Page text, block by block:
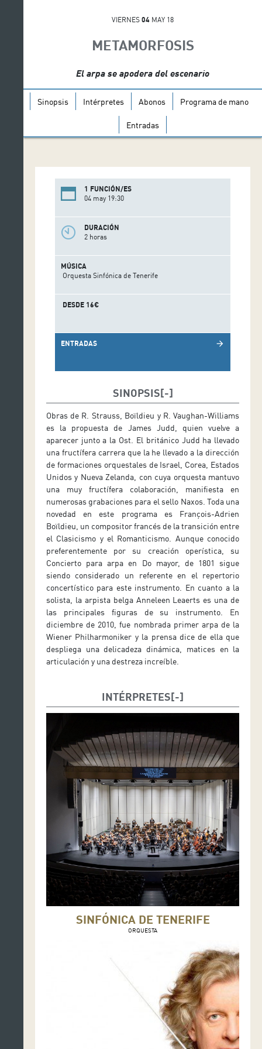
VIERNES 04 MAY 18
METAMORFOSIS
El arpa se apodera del escenario
Sinopsis Intérpretes Abonos Programa de mano
Entradas
1 FUNCIÓN/ES
04 may 19:30
DURACIÓN
2 horas
MÚSICA
Orquesta Sinfónica de Tenerife
DESDE 16€
ENTRADAS arrow_forward
SINOPSIS
Obras de R. Strauss, Boïldieu y R. Vaughan-Williams
es la propuesta de James Judd, quien vuelve a
aparecer junto a la Ost. El británico Judd ha llevado
una fructífera carrera que la he llevado a la dirección
de formaciones orquestales de Israel, Corea, Estados
Unidos y Nueva Zelanda, con cuya orquesta mantuvo
una muy fructífera colaboración, manifiesta en
numerosas grabaciones para el sello Naxos. Toda una
novedad en este programa es François-Adrien
Boïldieu, un compositor francés de la transición entre
el Clasicismo y el Romanticismo. Aunque conocido
preferentemente por su creación operística, su
Concierto para arpa en Do mayor, de 1801 sigue
siendo considerado un referente en el repertorio
concertístico para este instrumento. En cuanto a la
solista, la arpista belga Anneleen Leaerts es una de
las principales figuras de su instrumento. En
diciembre de 2010, fue nombrada primer arpa de la
Wiener Philharmoniker y la prensa dice de ella que
despliega una delicadeza dinámica, matices en la
articulación y una destreza increíble.
INTÉRPRETES
SINFÓNICA DE TENERIFE
ORQUESTA